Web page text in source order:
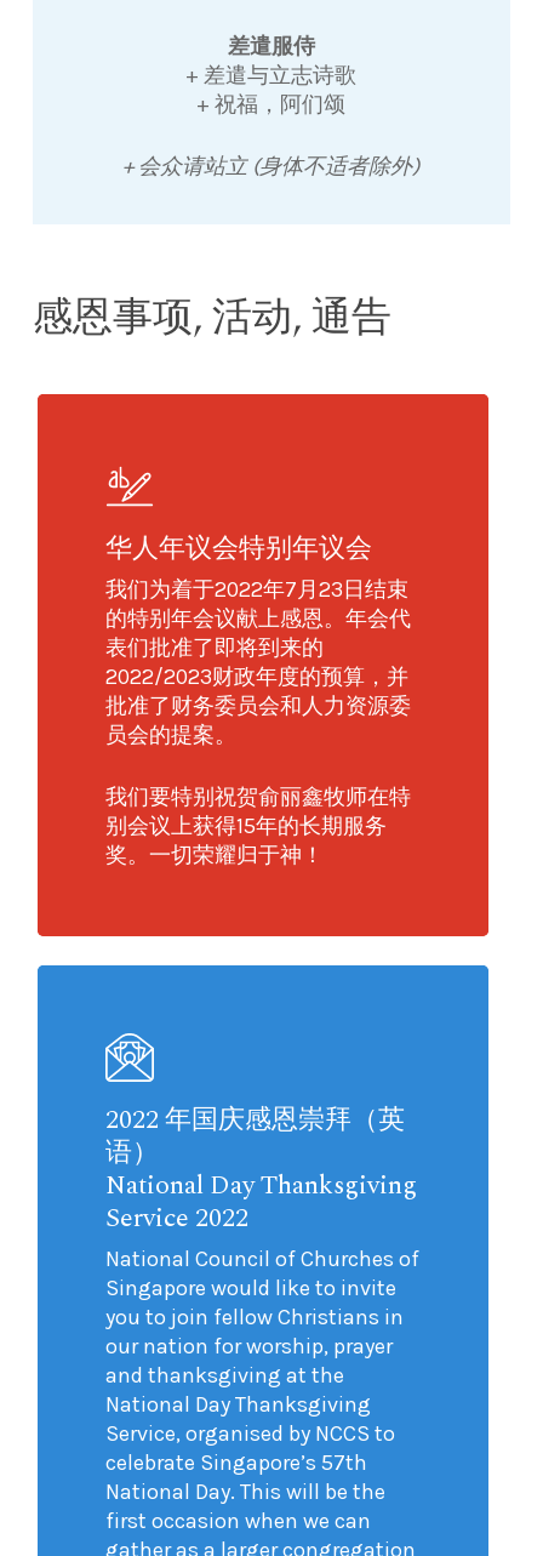
差遣服侍
+ 差遣与立志诗歌
+ 祝福，阿们颂
+ 会众请站立 (身体不适者除外)
感恩事项, 活动, 通告
华人年议会特别年议会
我们为着于2022年7月23日结束
的特别年会议献上感恩。年会代
表们批准了即将到来的
2022/2023财政年度的预算，并
批准了财务委员会和人力资源委
员会的提案。
我们要特别祝贺俞丽鑫牧师在特
别会议上获得15年的长期服务
奖。一切荣耀归于神！
2022 年国庆感恩崇拜（英
语）
National Day Thanksgiving
Service 2022
National Council of Churches of
Singapore would like to invite
you to join fellow Christians in
our nation for worship, prayer
and thanksgiving at the
National Day Thanksgiving
Service, organised by NCCS to
celebrate Singapore’s 57th
National Day. This will be the
first occasion when we can
gather as a larger congregation